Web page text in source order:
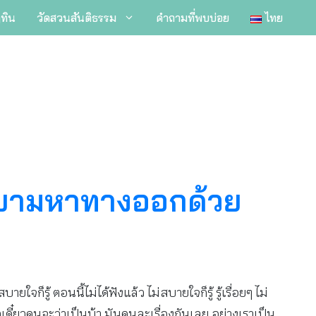
น วัดสวนสันติธรรม คำถามที่พบบ่อย ไทย
มหาทางออกด้วย
ยใจก็รู้ ตอนนี้ไม่ได้ฟังแล้ว ไม่สบายใจก็รู้ รู้เรื่อยๆ ไม่